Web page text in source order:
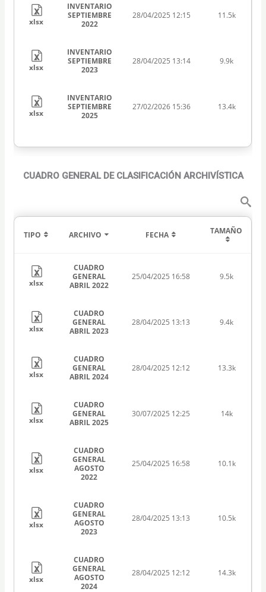
xlsx
INVENTARIO
SEPTIEMBRE
2022
28/04/2025 12:15 11.5k
xlsx
INVENTARIO
SEPTIEMBRE
2023
28/04/2025 13:14 9.9k
xlsx
INVENTARIO
SEPTIEMBRE
2025
27/02/2026 15:36 13.4k
CUADRO GENERAL DE CLASIFICACIÓN ARCHIVÍSTICA
TIPO ARCHIVO FECHA TAMAÑO
xlsx
CUADRO
GENERAL
ABRIL 2022
25/04/2025 16:58 9.5k
xlsx
CUADRO
GENERAL
ABRIL 2023
28/04/2025 13:13 9.4k
xlsx
CUADRO
GENERAL
ABRIL 2024
28/04/2025 12:12 13.3k
xlsx
CUADRO
GENERAL
ABRIL 2025
30/07/2025 12:25 14k
xlsx
CUADRO
GENERAL
AGOSTO
2022
25/04/2025 16:58 10.1k
xlsx
CUADRO
GENERAL
AGOSTO
2023
28/04/2025 13:13 10.5k
xlsx
CUADRO
GENERAL
AGOSTO
2024
28/04/2025 12:12 14.3k